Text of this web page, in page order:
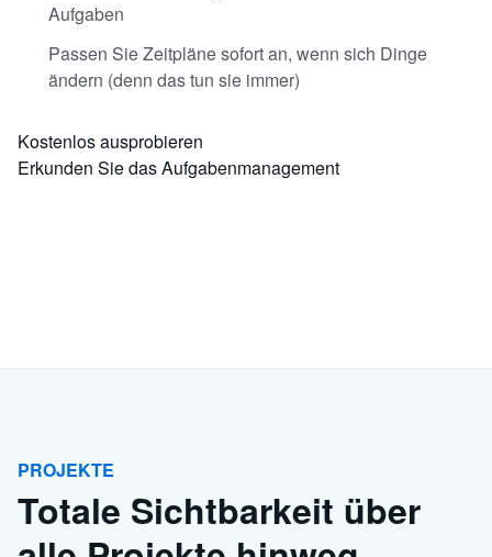
Aufgaben
Passen Sie Zeitpläne sofort an, wenn sich Dinge
ändern (denn das tun sie immer)
Kostenlos ausprobieren
Erkunden Sie das Aufgabenmanagement
PROJEKTE
Totale Sichtbarkeit über